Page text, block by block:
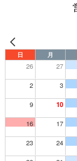
日 月
26 27
2 3
9 10
16 17
23 24